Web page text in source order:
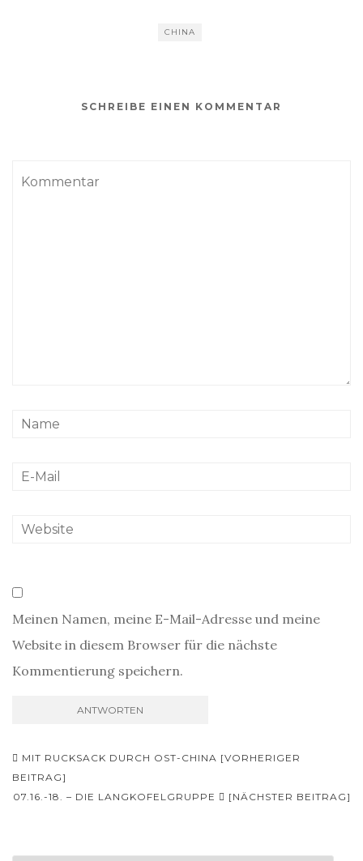
CHINA
SCHREIBE EINEN KOMMENTAR
Meinen Namen, meine E-Mail-Adresse und meine
Website in diesem Browser für die nächste
Kommentierung speichern.
Beitrags-
Navigation
MIT RUCKSACK DURCH OST-CHINA [VORHERIGER
BEITRAG]
07.16.-18. – DIE LANGKOFELGRUPPE
[NÄCHSTER BEITRAG]